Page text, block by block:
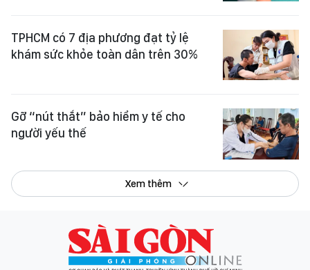
TPHCM có 7 địa phương đạt tỷ lệ
khám sức khỏe toàn dân trên 30%
Gỡ “nút thắt” bảo hiểm y tế cho
người yếu thế
Xem thêm